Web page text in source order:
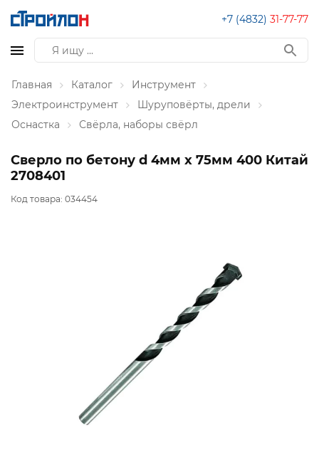
+7 (4832) 31-77-77
Главная Каталог
Инструмент
Электроинструмент
Шуруповёрты, дрели
Оснастка
Свёрла, наборы свёрл
Сверло по бетону d 4мм х 75мм 400 Китай
2708401
Код товара: 034454